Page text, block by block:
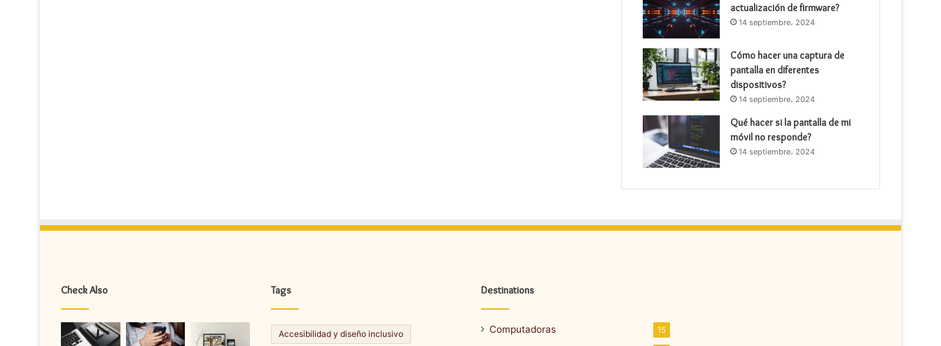
actualización de firmware?
14 septiembre، 2024
Cómo hacer una captura de
pantalla en diferentes
dispositivos?
14 septiembre، 2024
Qué hacer si la pantalla de mi
móvil no responde?
14 septiembre، 2024
Check Also Tags
Accesibilidad y diseño inclusivo
Destinations
Computadoras 15